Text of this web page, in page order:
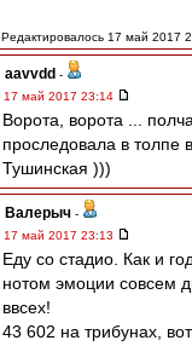
Редактировалось 17 май 2017
aavvdd -
17 май 2017 23:14
Ворота, ворота ...
проследовала в толпе
Тушинская )))
Валерыч -
17 май 2017 23:13
Еду со стадио. Как и
нотом эмоции совсем
ввсех!
43 602 на трибунах,